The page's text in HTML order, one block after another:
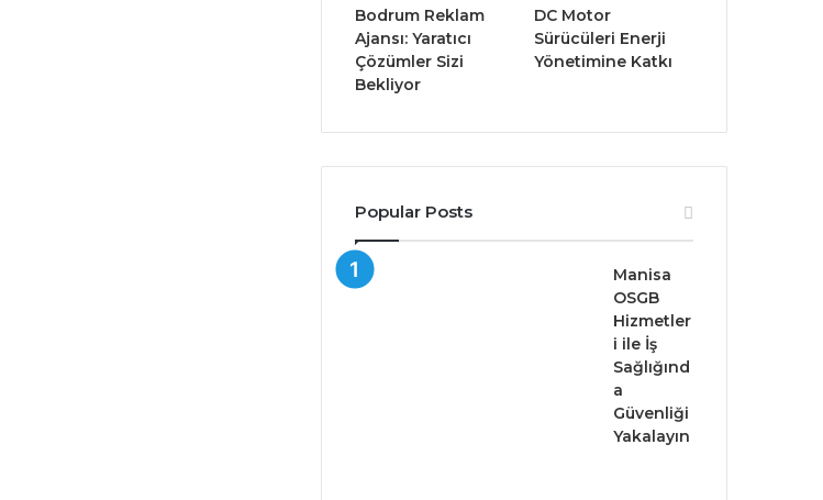
Bodrum Reklam
Ajansı: Yaratıcı
Çözümler Sizi
Bekliyor
DC Motor
Sürücüleri Enerji
Yönetimine Katkı
Popular Posts
Manisa
OSGB
Hizmetler
i ile İş
Sağlığınd
a
Güvenliği
Yakalayın